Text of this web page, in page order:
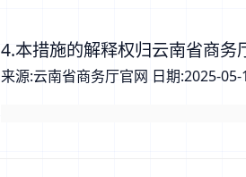
4.本措施的解释权归云南省商务
来源:云南省商务厅官网 日期:2025-05-